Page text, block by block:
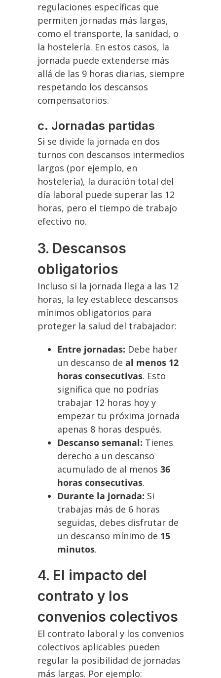
regulaciones específicas que
permiten jornadas más largas,
como el transporte, la sanidad, o
la hostelería. En estos casos, la
jornada puede extenderse más
allá de las 9 horas diarias, siempre
respetando los descansos
compensatorios.
c. Jornadas partidas
Si se divide la jornada en dos
turnos con descansos intermedios
largos (por ejemplo, en
hostelería), la duración total del
día laboral puede superar las 12
horas, pero el tiempo de trabajo
efectivo no.
3. Descansos
obligatorios
Incluso si la jornada llega a las 12
horas, la ley establece descansos
mínimos obligatorios para
proteger la salud del trabajador:
Entre jornadas: Debe haber
un descanso deal menos 12
horas consecutivas. Esto
significa que no podrías
trabajar 12 horas hoy y
empezar tu próxima jornada
apenas 8 horas después.
Descanso semanal: Tienes
derecho a un descanso
acumulado de al menos36
horas consecutivas.
Durante la jornada: Si
trabajas más de 6 horas
seguidas, debes disfrutar de
un descanso mínimo de 15
minutos.
4. El impacto del
contrato y los
convenios colectivos
El contrato laboral y los convenios
colectivos aplicables pueden
regular la posibilidad de jornadas
más largas. Por ejemplo: